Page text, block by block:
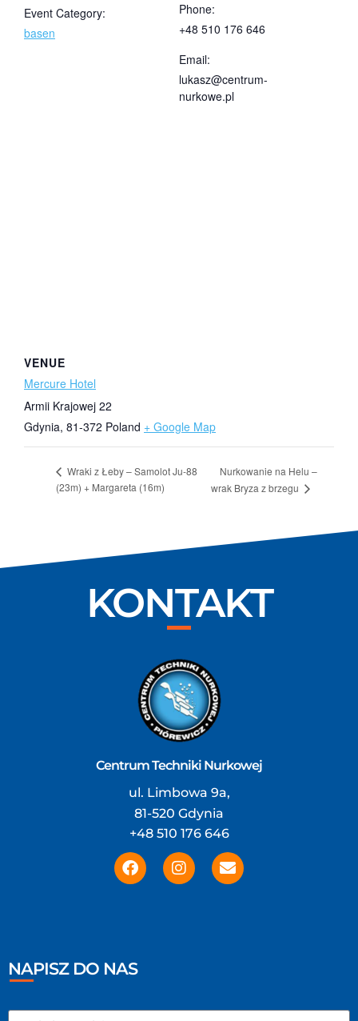
Event Category:
basen
Phone:
+48 510 176 646
Email:
lukasz@centrum-
nurkowe.pl
VENUE
Mercure Hotel
Armii Krajowej 22
Gdynia, 81-372 Poland + Google Map
Wraki z Łeby – Samolot Ju-88
(23m) + Margareta (16m)
Nurkowanie na Helu –
wrak Bryza z brzegu
KONTAKT
Centrum Techniki Nurkowej
ul. Limbowa 9a,
81-520 Gdynia
+48 510 176 646
NAPISZ DO NAS